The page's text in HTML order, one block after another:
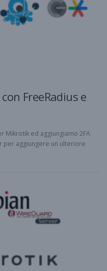
FreeRadius e
Mikrotik ed aggiungiamo 2FA
per aggiungere un ulteriore